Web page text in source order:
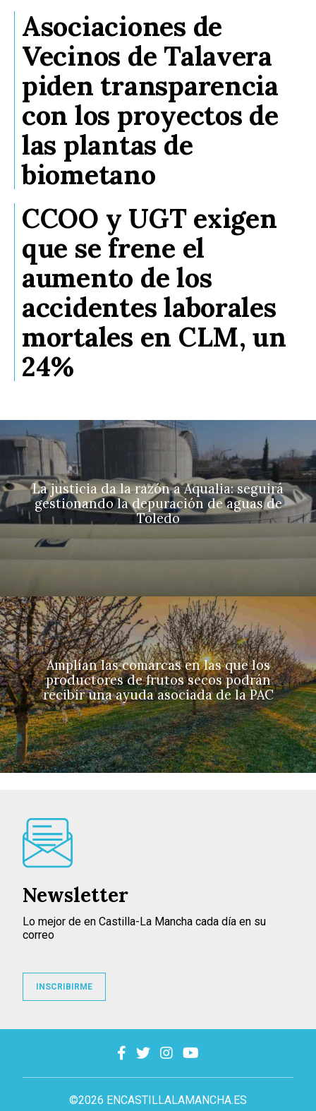
Asociaciones de
Vecinos de Talavera
piden transparencia
con los proyectos de
las plantas de
biometano
CCOO y UGT exigen
que se frene el
aumento de los
accidentes laborales
mortales en CLM, un
24%
La justicia da la razón a Aqualia: seguirá
gestionando la depuración de aguas de
Toledo
Amplían las comarcas en las que los
productores de frutos secos podrán
recibir una ayuda asociada de la PAC
©2026 ENCASTILLALAMANCHA.ES
Newsletter
Lo mejor de en Castilla-La Mancha cada día en su
correo
INSCRIBIRME